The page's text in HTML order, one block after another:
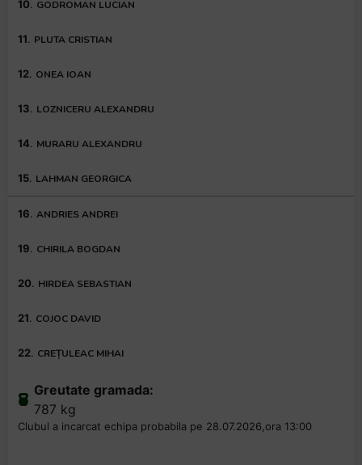
10. GODROMAN LUCIAN
11. PLUTA CRISTIAN
12. ONEA IOAN
13. LOZNICERU ALEXANDRU
14. MURARU ALEXANDRU
15. LAHMAN GEORGICA
16. ANDRIES ANDREI
19. CHIRILA BOGDAN
20. HIRDEA SEBASTIAN
21. COJOC DAVID
22. CREȚULEAC MIHAI
Greutate gramada:
787 kg
Clubul a incarcat echipa probabila pe 28.07.2026,ora 13:00